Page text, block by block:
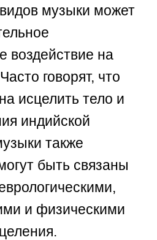
музыки может
воздействие на
говорят, что
исцелить тело и
индийской
также
быть связаны
и физическими